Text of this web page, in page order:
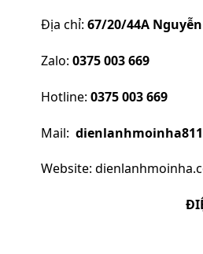
Địa chỉ: 67/20/44A
Zalo: 0375 003 669
Hotline: 0375 003 669
Mail:
Website: